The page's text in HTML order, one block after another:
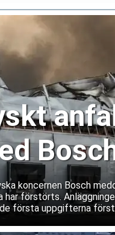
koncernen Bosch
har förstörts.
första uppgifterna